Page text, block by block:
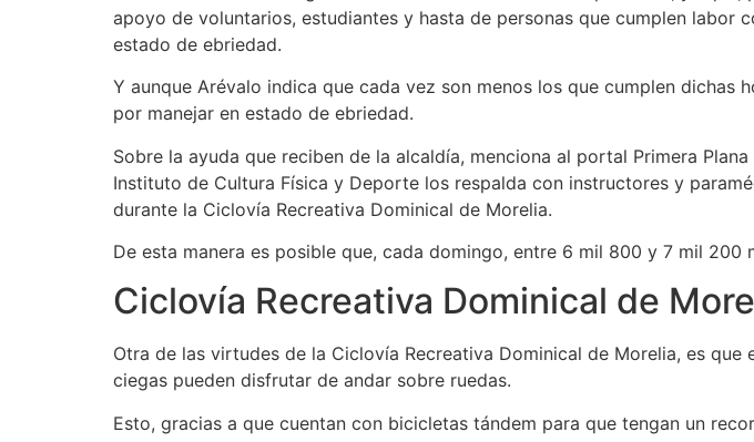
apoyo de voluntarios, estudiantes y hasta de personas que cumplen
estado de ebriedad.
Y aunque Arévalo indica que cada vez son menos los que cumplen
por manejar en estado de ebriedad.
Sobre la ayuda que reciben de la alcaldía, menciona al portal Primera
Instituto de Cultura Física y Deporte los respalda con instructores y
durante la Ciclovía Recreativa Dominical de Morelia.
De esta manera es posible que, cada domingo, entre 6 mil 800 y 7 mil
Ciclovía Recreativa Dominical de
Otra de las virtudes de la Ciclovía Recreativa Dominical de Morelia, es
ciegas pueden disfrutar de andar sobre ruedas.
Esto, gracias a que cuentan con bicicletas tándem para que tengan un